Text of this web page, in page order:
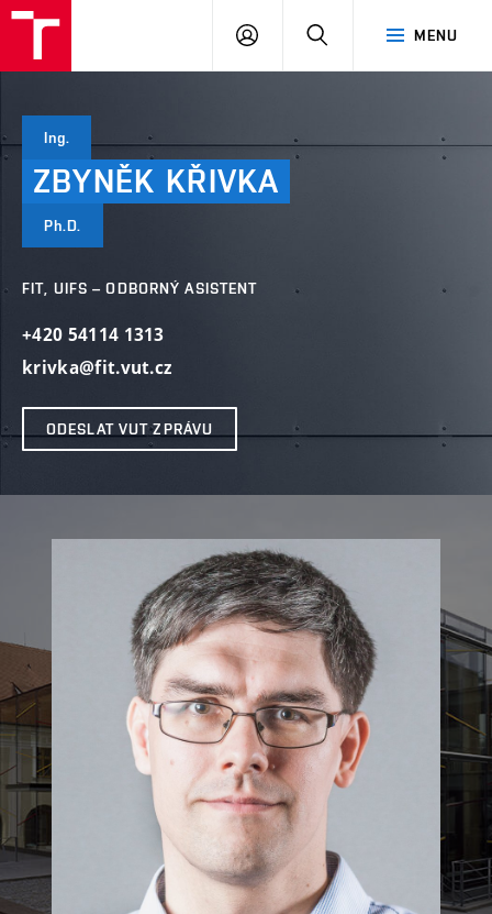
MENU
PŘIHLÁSIT
Ing.
ZBYNĚK KŘIVKA
Ph.D.
FIT, UIFS – ODBORNÝ ASISTENT
+420 54114 1313
krivka@fit.vut.cz
ODESLAT VUT ZPRÁVU